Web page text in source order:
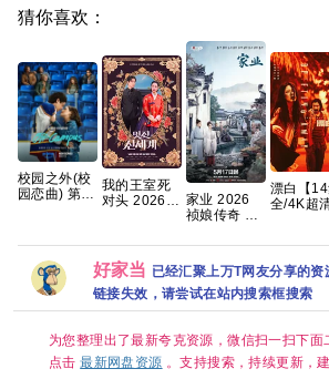
猜你喜欢：
校园之外(校
园恋曲) 第一
我的王室死
对头 2026
情】 【林智
妍 / 许南
俊】【韩剧
中字】
家业 2026
祯娘传奇 古
杨紫 韩东君
已更最新 夸
克
漂白【
全/4K超
｜刑侦/犯
罪】百度
好家当 已经汇聚上万T网友分享的
链接失效，请尝试在站内搜索框搜索
为您整理出了最新夸克资源，微信扫一扫下
点击最新网盘资源 。支持搜索，持续更新，